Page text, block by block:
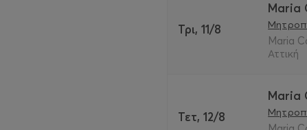
Τρι, 11/8
Maria
Maria
Αττική
Τετ, 12/8
Maria